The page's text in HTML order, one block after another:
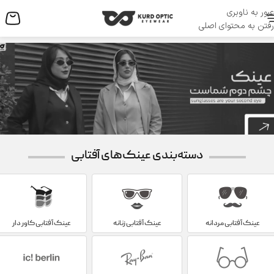
عبور به ناوبری
رفتن به محتوای اصلی
منو
دسته‌بندی عینک‌های آفتابی
عینک آفتابی مردانه عینک آفتابی زنانه عینک آفتابی کاور دار